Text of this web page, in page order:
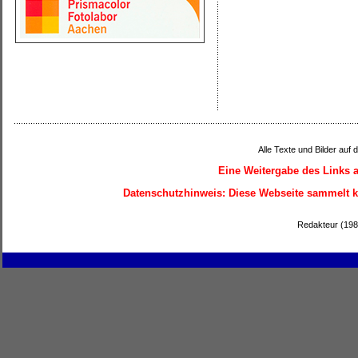
Alle Texte und Bilder auf
Eine Weitergabe des Links
Datenschutzhinweis: Diese Webseite sammelt
Redakteur